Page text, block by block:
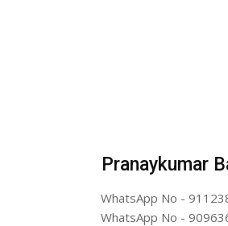
Pranaykumar
WhatsApp No -
WhatsApp No -